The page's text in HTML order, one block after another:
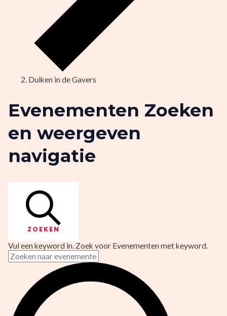
Duiken in de Gavers
Evenementen Zoeken
en weergeven
navigatie
ZOEKEN
Vul een keyword in. Zoek voor Evenementen met keyword.